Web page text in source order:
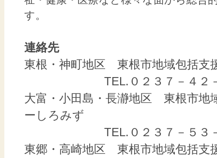
す。
連絡先
東根・神町地区 東根市地域包括
TEL.０２３７－
大富・小田島・長瀞地区 東根市地
ーしろみず
TEL.０２３７－
東郷・高崎地区 東根市地域包括支